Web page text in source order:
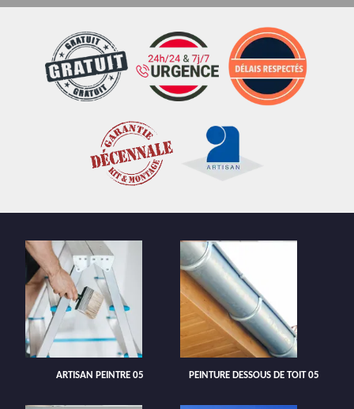
ARTISAN PEINTRE 05 PEINTURE DESSOUS DE TOIT 05